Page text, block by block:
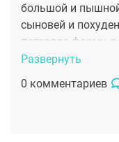
большой и
сыновей и
потеряла форму,
Данилой
давно в соцсетях
приехать на
Развернуть
0 комментариев